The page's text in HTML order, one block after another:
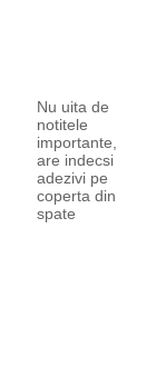
Nu uita de
notitele
importante,
are indecsi
adezivi pe
coperta din
spate